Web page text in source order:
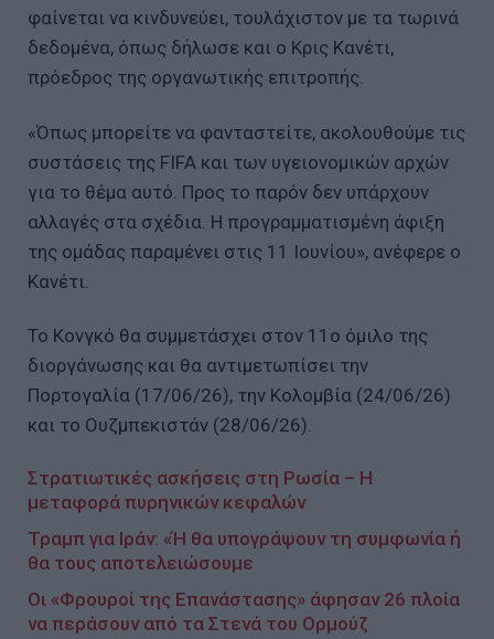
φαίνεται να κινδυνεύει, τουλάχιστον με τα τωρινά
δεδομένα, όπως δήλωσε και ο Κρις Κανέτι,
πρόεδρος της οργανωτικής επιτροπής.
«Όπως μπορείτε να φανταστείτε, ακολουθούμε τις
συστάσεις της FIFA και των υγειονομικών αρχών
για το θέμα αυτό. Προς το παρόν δεν υπάρχουν
αλλαγές στα σχέδια. Η προγραμματισμένη άφιξη
της ομάδας παραμένει στις 11 Ιουνίου», ανέφερε ο
Κανέτι.
Το Κονγκό θα συμμετάσχει στον 11ο όμιλο της
διοργάνωσης και θα αντιμετωπίσει την
Πορτογαλία (17/06/26), την Κολομβία (24/06/26)
και το Ουζμπεκιστάν (28/06/26).
Στρατιωτικές ασκήσεις στη Ρωσία – Η
μεταφορά πυρηνικών κεφαλών
Τραμπ για Ιράν: «Ή θα υπογράψουν τη συμφωνία ή
θα τους αποτελειώσουμε
Οι «Φρουροί της Επανάστασης» άφησαν 26 πλοία
να περάσουν από τα Στενά του Ορμούζ